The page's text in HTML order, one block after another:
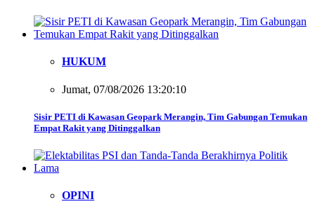
HUKUM
Jumat, 07/08/2026 13:20:10
Sisir PETI di Kawasan Geopark Merangin, Tim Gabungan Temukan
Empat Rakit yang Ditinggalkan
OPINI